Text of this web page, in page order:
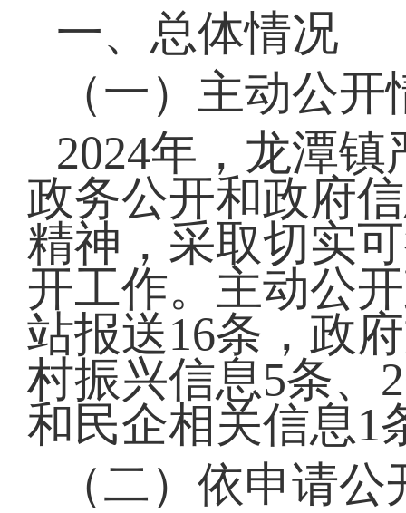
一、总体情况
（一）主动公开
2024年，龙潭
政务公开和政府
精神，采取切实
开工作。主动公
站报送16条，政
村振兴信息5条、
和民企相关信息1
（二）依申请